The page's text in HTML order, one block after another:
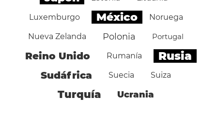
Luxemburgo México Noruega
Nueva Zelanda Polonia Portugal
Reino Unido Rumanía Rusia
Sudáfrica Suecia Suiza
Turquía Ucrania